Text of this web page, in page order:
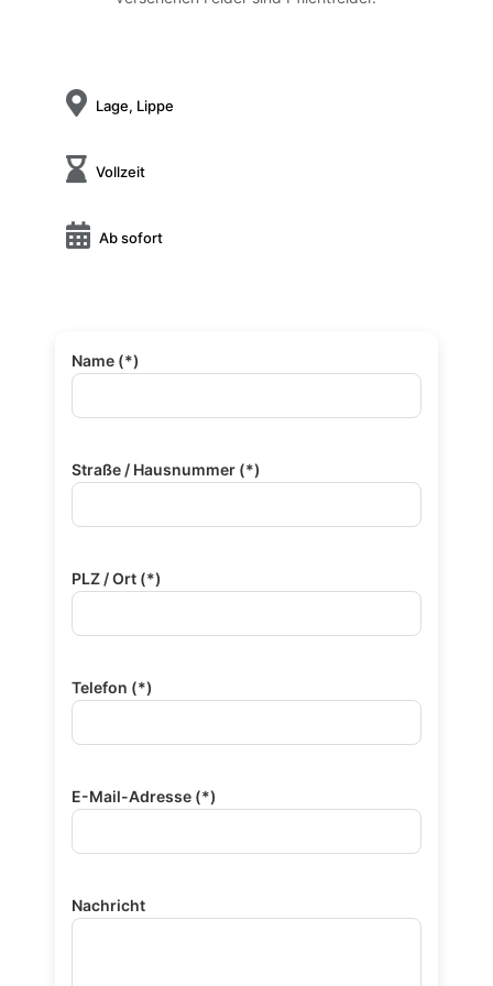
 Lage, Lippe
 Vollzeit
 Ab sofort
Name (*)
Straße / Hausnummer (*)
PLZ / Ort (*)
Telefon (*)
E-Mail-Adresse (*)
Nachricht